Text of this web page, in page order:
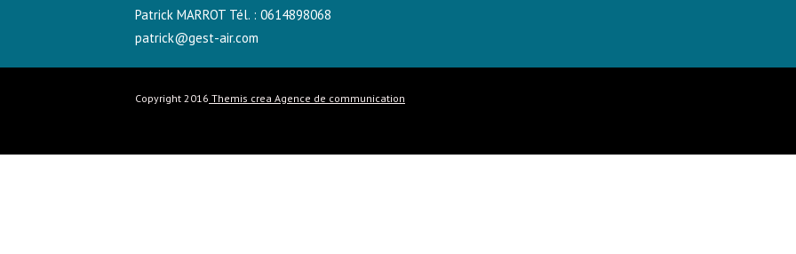
Patrick MARROT Tél. : 0614898068
patrick@gest-air.com
Copyright 2016 Themis crea Agence de communication